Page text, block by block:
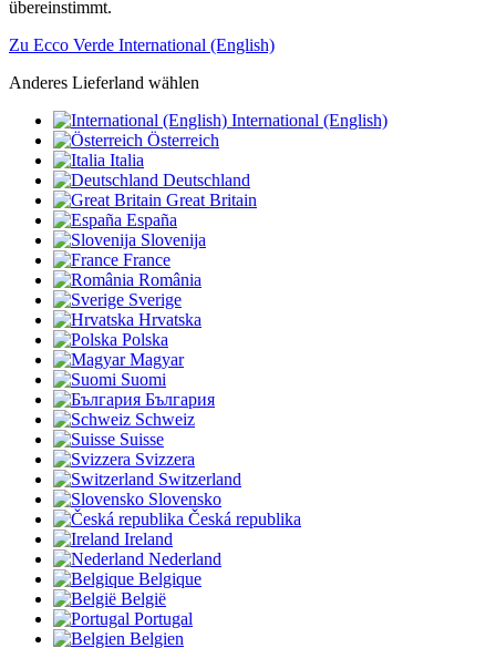
übereinstimmt.
Zu Ecco Verde International (English)
Anderes Lieferland wählen
International (English)
Österreich
Italia
Deutschland
Great Britain
España
Slovenija
France
România
Sverige
Hrvatska
Polska
Magyar
Suomi
България
Schweiz
Suisse
Svizzera
Switzerland
Slovensko
Česká republika
Ireland
Nederland
Belgique
België
Portugal
Belgien